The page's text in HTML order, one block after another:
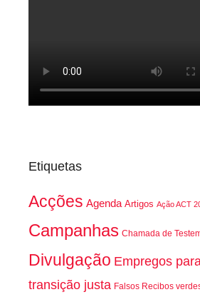
Etiquetas
Acções Agenda Artigos Ação ACT
Campanhas Chamada de
Divulgação Empregos
transição justa Falsos Recibos